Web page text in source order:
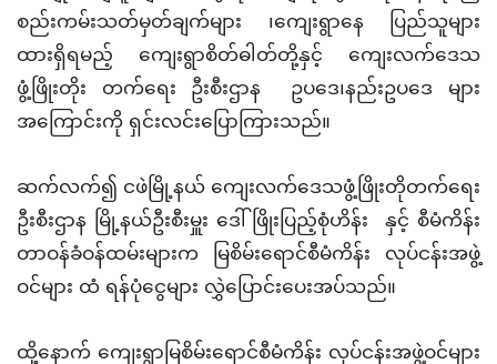
စည်းကမ်းသတ်မှတ်ချက်များ ၊ကျေးရွာနေ ပြည်သူများ
ထားရှိရမည့် ကျေးရွာစိတ်ဓါတ်တို့နှင့် ကျေးလက်ဒေသ
ဖွံ့ဖြိုးတိုး တက်ရေး ဦးစီးဌာန ဥပဒေ၊နည်းဥပဒေ များ
အကြောင်းကို ရှင်းလင်းပြောကြားသည်။
ဆက်လက်၍ ငဖဲမြို့နယ် ကျေးလက်ဒေသဖွံ့ဖြိုးတိုတက်ရေး
ဦးစီးဌာန မြို့နယ်ဦးစီးမှူး ဒေါ်ဖြိုးပြည့်စုံဟိန်း နှင့် စီမံကိန်း
တာဝန်ခံဝန်ထမ်းများက မြစိမ်းရောင်စီမံကိန်း လုပ်ငန်းအဖွဲ့
ဝင်များ ထံ ရန်ပုံငွေများ လွှဲပြောင်းပေးအပ်သည်။
ထို့နောက် ကျေးရွာမြစိမ်းရောင်စီမံကိန်း လုပ်ငန်းအဖွဲ့ဝင်များ